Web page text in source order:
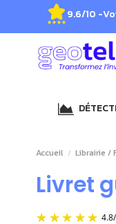
9.6/10 -
Accueil Librairie /
Livret